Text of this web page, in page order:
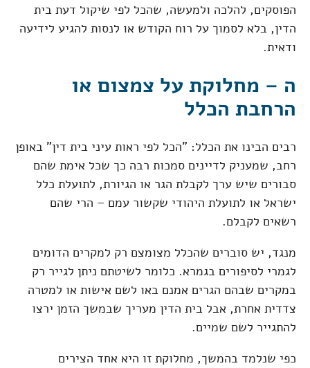
הפוסקים, להלכה ולמעשה, שהכל לפי שיקול דעת בית
הדין, בלא לסמוך על רוח הקודש או לנסות להגיע לידיעה
ודאית.
ה – מחלוקת על צמצום או
הרחבת הכלל
רבים הבינו את הכלל: "הכל לפי ראות עיני בית דין" באופן
רחב, שמעניק לדיינים סמכות רבה כך שכל אימת שהם
סבורים שיש ערך לקבלת הגר או הגיורת, לתועלת כלל
ישראל או לתועלת היהודי שקשור עמם – הרי שהם
רשאים לקבלם.
מנגד, יש סוברים שהכלל מצומצם רק למקרים הדומים
לגמרי לסיפורים בגמרא. כלומר לשיטתם ניתן לגייר רק
במקרים שבהם הגרים אמנם באו לשם אישות או למטרה
צדדית אחרת, אבל בית הדין מעריך שבמשך הזמן ירצו
להתגייר לשם שמיים.
כפי שנלמד בהמשך, מחלוקת זו היא אחד הצירים